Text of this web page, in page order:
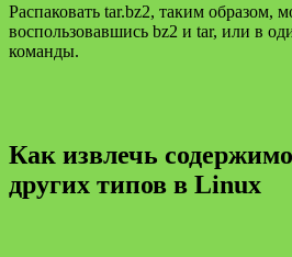
Распаковать tar.bz2, таким образом,
воспользовавшись bz2 и tar, или в
команды.
Как извлечь
других типов в Linux